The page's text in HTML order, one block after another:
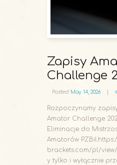
Zapisy
Challenge
Posted May 14, 2026
Rozpoczynamy
Amator Challenge
Eliminacje do
Amatorów
brackets.com/pl/
y tylko i wyłącznie